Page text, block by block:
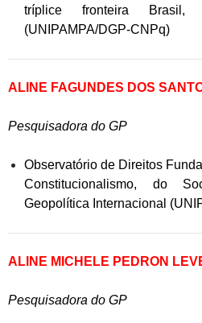
tríplice fronteira Brasil,
(UNIPAMPA/DGP-CNPq)
ALINE FAGUNDES DOS
Pesquisadora do GP
Observatório de Direitos
Constitucionalismo, do
Geopolítica Internacional
ALINE MICHELE PEDRON
Pesquisadora do GP